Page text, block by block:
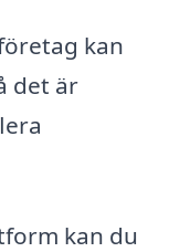
kan
det är
kan du